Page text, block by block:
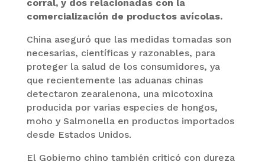
corral, y dos relacionadas con la
comercialización de productos avícolas.
China aseguró que las medidas tomadas son
necesarias, científicas y razonables, para
proteger la salud de los consumidores, ya
que recientemente las aduanas chinas
detectaron zearalenona, una micotoxina
producida por varias especies de hongos,
moho y Salmonella en productos importados
desde Estados Unidos.
El Gobierno chino también criticó con dureza